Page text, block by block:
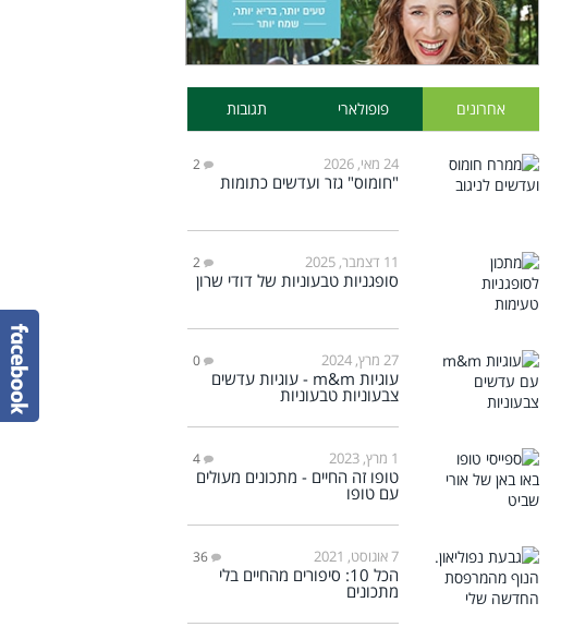
אחרונים פופולארי תגובות
24 מאי, 2026 2
"חומוס" גזר ועדשים כתומות
11 דצמבר, 2025 2
סופגניות טבעוניות של דודי שרון
27 מרץ, 2024 0
עוגיות m&m - עוגיות עדשים
צבעוניות טבעוניות
1 מרץ, 2023 4
טופו זה החיים - מתכונים מעולים
עם טופו
7 אוגוסט, 2021 36
הכל 10: סיפורים מהחיים בלי
מתכונים